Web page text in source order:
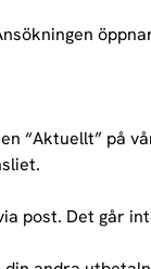
“Aktuellt” på
post. Det går